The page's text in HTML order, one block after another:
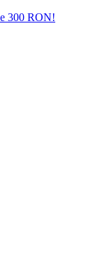
300 RON!